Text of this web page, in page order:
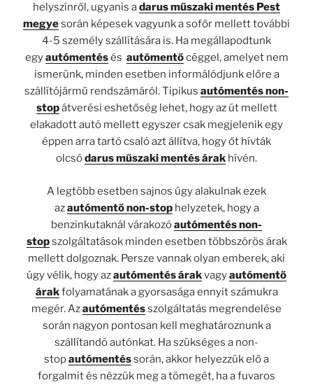
helyszínről, ugyanis adarus műszaki mentés Pest
megyesorán képesek vagyunk a sofőr mellett további
4-5 személy szállítására is. Ha megállapodtunk
egyautómentésés autómentőcéggel, amelyet nem
ismerünk, minden esetben informálódjunk előre a
szállítójármű rendszámáról. Tipikus autómentés non-
stopátverési eshetőség lehet, hogy az út mellett
elakadott autó mellett egyszer csak megjelenik egy
éppen arra tartó csaló azt állítva, hogy őt hívták
olcsódarus műszaki mentés árak hívén.
A legtöbb esetben sajnos úgy alakulnak ezek
azautómentő non-stophelyzetek, hogy a
benzinkutaknál várakozóautómentés non-
stopszolgáltatások minden esetben többszörös árak
mellett dolgoznak. Persze vannak olyan emberek, aki
úgy vélik, hogy azautómentés árakvagyautómentő
árakfolyamatának a gyorsasága ennyit számukra
megér. Azautómentésszolgáltatás megrendelése
során nagyon pontosan kell meghatároznunk a
szállítandó autónkat. Ha szükséges a non-
stopautómentéssorán, akkor helyezzük elő a
forgalmit és nézzük meg a tömegét, ha a fuvaros